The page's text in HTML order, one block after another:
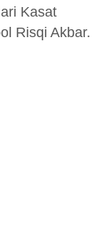
Kasat
Risqi Akbar.